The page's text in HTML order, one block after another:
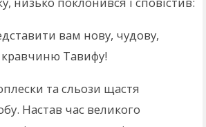
вам нову, чудову,
Тавифу!
та сльози щастя
Настав час великого